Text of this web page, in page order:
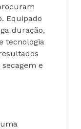
Equipado
duração,
tecnologia
e